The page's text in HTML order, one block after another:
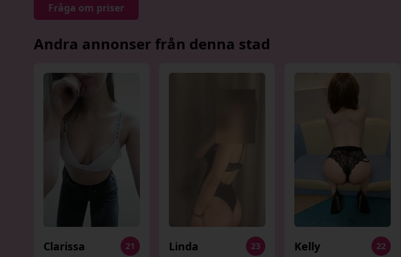
Fråga om priser
Andra annonser från denna stad
Clarissa
21
Linda
23
Kelly
22